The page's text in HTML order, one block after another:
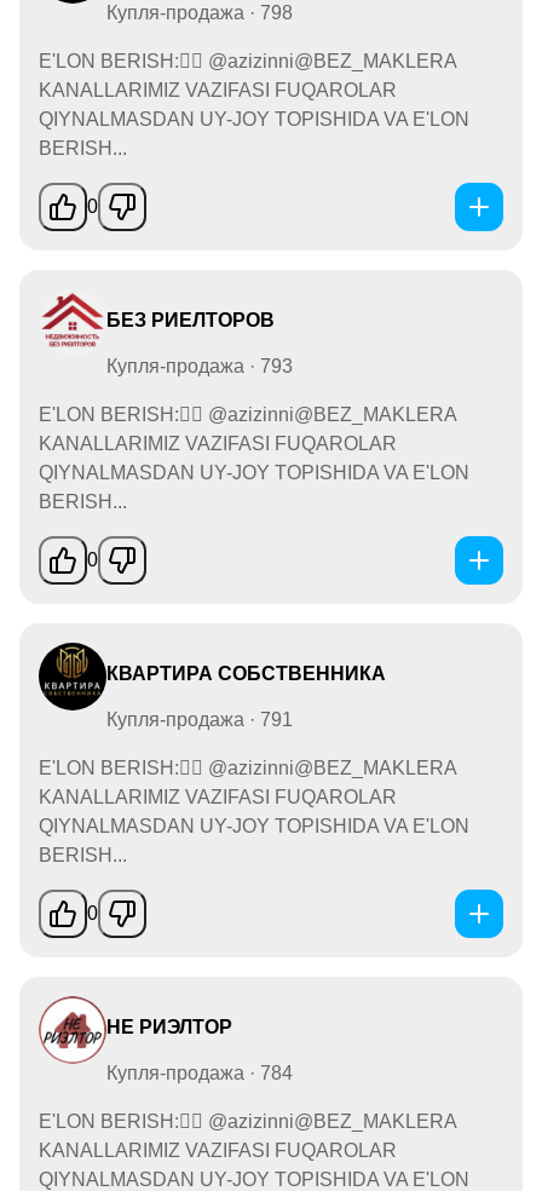
Купля-продажа · 798
E'LON BERISH:👉🏻 @azizinni@BEZ_MAKLERA
KANALLARIMIZ VAZIFASI FUQAROLAR
QIYNALMASDAN UY-JOY TOPISHIDA VA E'LON
BERISH...
0
БЕЗ РИЕЛТОРОВ
Купля-продажа · 793
E'LON BERISH:👉🏻 @azizinni@BEZ_MAKLERA
KANALLARIMIZ VAZIFASI FUQAROLAR
QIYNALMASDAN UY-JOY TOPISHIDA VA E'LON
BERISH...
0
КВАРТИРА СОБСТВЕННИКА
Купля-продажа · 791
E'LON BERISH:👉🏻 @azizinni@BEZ_MAKLERA
KANALLARIMIZ VAZIFASI FUQAROLAR
QIYNALMASDAN UY-JOY TOPISHIDA VA E'LON
BERISH...
0
НЕ РИЭЛТОР
Купля-продажа · 784
E'LON BERISH:👉🏻 @azizinni@BEZ_MAKLERA
KANALLARIMIZ VAZIFASI FUQAROLAR
QIYNALMASDAN UY-JOY TOPISHIDA VA E'LON